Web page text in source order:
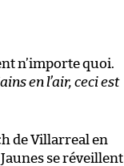
n’importe quoi.
en l’air, ceci est
de Villarreal en
se réveillent